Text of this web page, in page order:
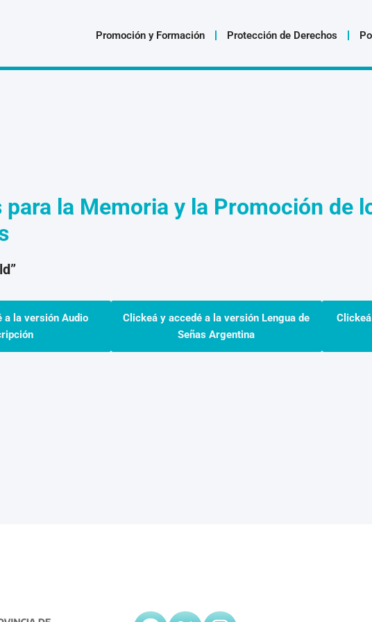
Promoción y Formación Protección de Derechos
para la Memoria y la Promoción de
a la versión Audio
Clickeá y accedé a la versión Lengua de
Señas Argentina